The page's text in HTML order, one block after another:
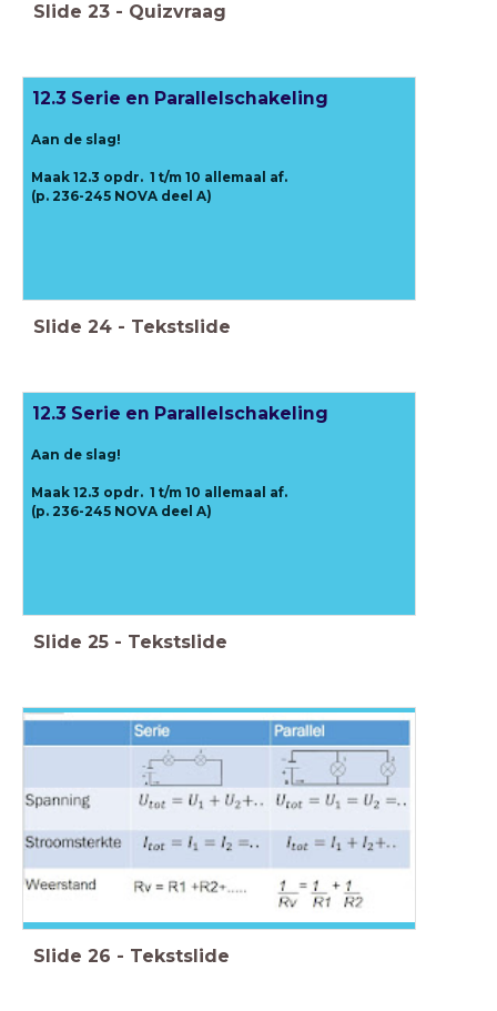
Slide 23 - Quizvraag
12.3 Serie en Parallelschakeling
Aan de slag!
Maak 12.3 opdr. 1 t/m 10 allemaal af.
(p. 236-245 NOVA deel A)
Slide 24 - Tekstslide
12.3 Serie en Parallelschakeling
Aan de slag!
Maak 12.3 opdr. 1 t/m 10 allemaal af.
(p. 236-245 NOVA deel A)
Slide 25 - Tekstslide
Slide 26 - Tekstslide